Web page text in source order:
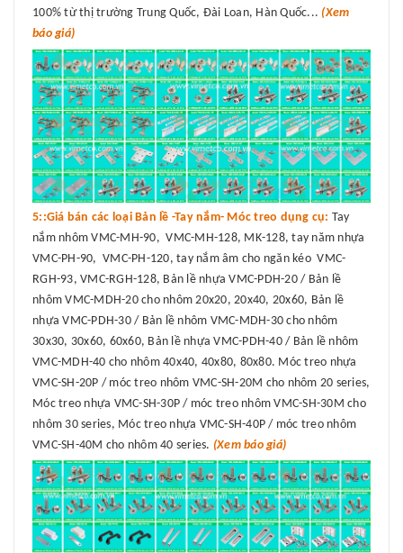
100% từ thị trường Trung Quốc, Đài Loan, Hàn Quốc... (Xem
báo giá)
5::Giá bán các loại Bản lề -Tay nắm- Móc treo dụng cụ: Tay
nắm nhôm VMC-MH-90, VMC-MH-128, MK-128, tay năm nhựa
VMC-PH-90, VMC-PH-120, tay nắm âm cho ngăn kéo VMC-
RGH-93, VMC-RGH-128, Bản lề nhựa VMC-PDH-20 / Bản lề
nhôm VMC-MDH-20 cho nhôm 20x20, 20x40, 20x60, Bản lề
nhựa VMC-PDH-30 / Bản lề nhôm VMC-MDH-30 cho nhôm
30x30, 30x60, 60x60, Bản lề nhựa VMC-PDH-40 / Bản lề nhôm
VMC-MDH-40 cho nhôm 40x40, 40x80, 80x80. Móc treo nhựa
VMC-SH-20P / móc treo nhôm VMC-SH-20M cho nhôm 20 series,
Móc treo nhựa VMC-SH-30P / móc treo nhôm VMC-SH-30M cho
nhôm 30 series, Móc treo nhựa VMC-SH-40P / móc treo nhôm
VMC-SH-40M cho nhôm 40 series. (Xem báo giá)